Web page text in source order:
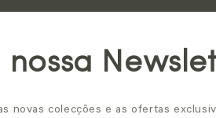
nossa
novas colecções e as ofertas